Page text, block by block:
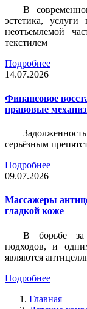
В
эстетика, услуги
неотъемлемой
текстилем
Подробнее
14.07.2026
Финансовое
правовые
серьёзным
Подробнее
09.07.2026
Массажеры
гладкой коже
В борьбе за
подходов, и
являются
Подробнее
Главная